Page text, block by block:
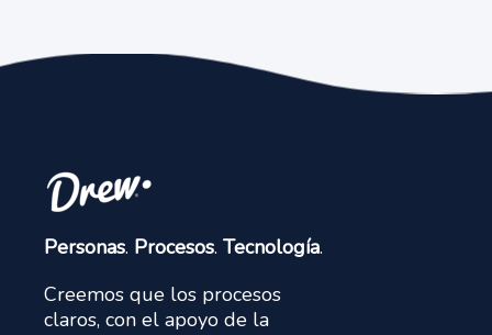
Personas. Procesos. Tecnología.
Creemos que los procesos
claros, con el apoyo de la